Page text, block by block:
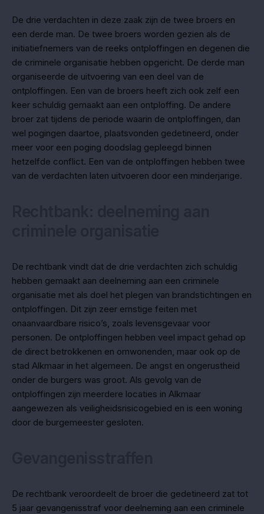
De drie verdachten in deze zaak zijn de twee broers en
een derde man. De twee broers worden gezien als de
initiatiefnemers van de reeks ontploffingen en degenen die
de criminele organisatie hebben opgericht. De derde man
organiseerde de uitvoering van een deel van de
ontploffingen. Een van de broers heeft zich ook zelf een
keer schuldig gemaakt aan een ontploffing. De andere
broer zat tijdens de periode waarin de ontploffingen, dan
wel pogingen daartoe, plaatsvonden gedetineerd, onder
meer voor een poging doodslag gepleegd binnen
hetzelfde conflict. Een van de ontploffingen hebben twee
van de verdachten laten uitvoeren door een minderjarige.
De rechtbank vindt dat de drie verdachten zich schuldig
hebben gemaakt aan deelneming aan een criminele
organisatie met als doel het plegen van brandstichtingen en
ontploffingen. Dit zijn zeer ernstige feiten met
onaanvaardbare risico’s, zoals levensgevaar voor
personen. De ontploffingen hebben veel impact gehad op
de direct betrokkenen en omwonenden, maar ook op de
stad Alkmaar in het algemeen. De angst en ongerustheid
onder de burgers was groot. Als gevolg van de
ontploffingen zijn meerdere locaties in Alkmaar
aangewezen als veiligheidsrisicogebied en is een woning
door de burgemeester gesloten.
De rechtbank veroordeelt de broer die gedetineerd zat tot
5 jaar gevangenisstraf voor deelneming aan een criminele